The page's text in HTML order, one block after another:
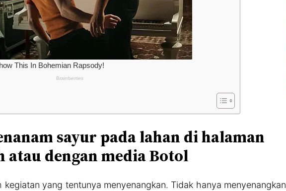
sayur pada lahan di halaman
atau dengan media Botol
kegiatan yang tentunya menyenangkan. Tidak hanya menyenangkan